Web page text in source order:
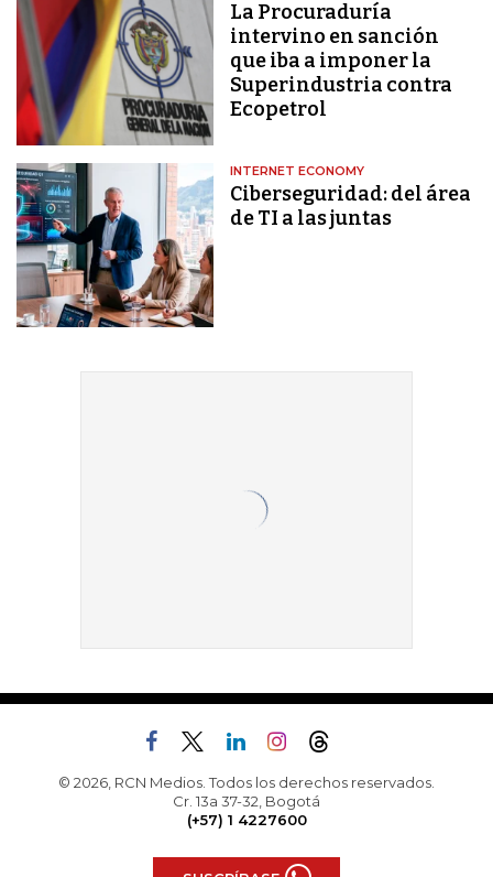
La Procuraduría
intervino en sanción
que iba a imponer la
Superindustria contra
Ecopetrol
INTERNET ECONOMY
Ciberseguridad: del área
de TI a las juntas
© 2026, RCN Medios. Todos los derechos reservados.
Cr. 13a 37-32, Bogotá
(+57) 1 4227600